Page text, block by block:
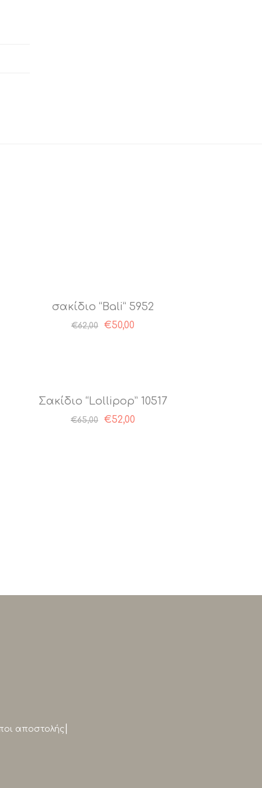
σακίδιο “Bali” 5952
€62,00
Original
€50,00Η
Σακίδιο “Lollipop” 10517
€65,00 €52,00
αποστολής